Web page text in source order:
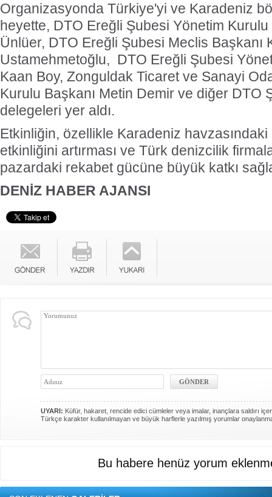
Organizasyonda Türkiye'yi ve Karadeniz
heyette, DTO Ereğli Şubesi Yönetim Kurulu
Ünlüer, DTO Ereğli Şubesi Meclis Başkanı
Ustamehmetoğlu, DTO Ereğli Şubesi
Kaan Boy, Zonguldak Ticaret ve Sanayi
Kurulu Başkanı Metin Demir ve diğer DTO
delegeleri yer aldı.
Etkinliğin, özellikle Karadeniz
etkinliğini artırması ve Türk denizcilik
pazardaki rekabet gücüne büyük katkı
DENİZ HABER AJANSI
UYARI: Küfür, hakaret, rencide edici cümleler veya imalar, inançlara saldırı
Türkçe karakter kullanılmayan ve büyük harflerle yazılmış yorumlar
Bu habere henüz yorum